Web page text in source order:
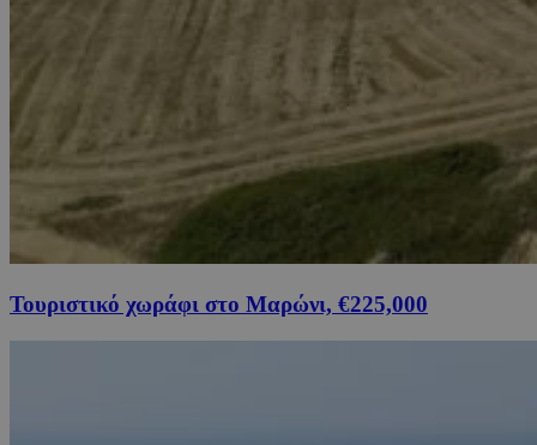
Τουριστικό χωράφι στο Μαρώνι, €225,000